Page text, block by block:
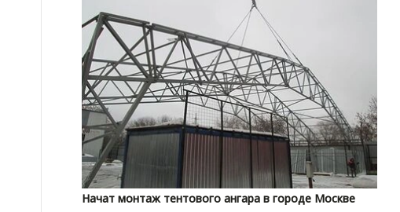
Начат монтаж тентового ангара в городе Москве